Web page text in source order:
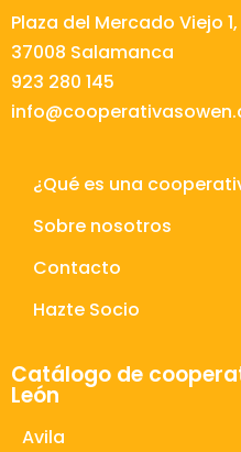
Plaza del Mercado Viejo 1,
37008 Salamanca
923 280 145
¿Qué es una
Sobre nosotros
Contacto
Hazte Socio
Catálogo de
León
Avila